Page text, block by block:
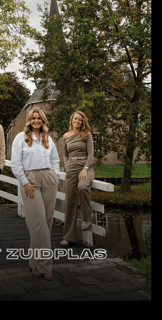
ZUIDPLAS